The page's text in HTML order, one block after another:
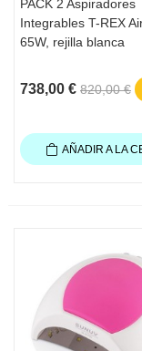
PACK 2 Aspiradores
Integrables T-REX
65W, rejilla blanca
738,00 € 820,00 €
AÑADIR A LA